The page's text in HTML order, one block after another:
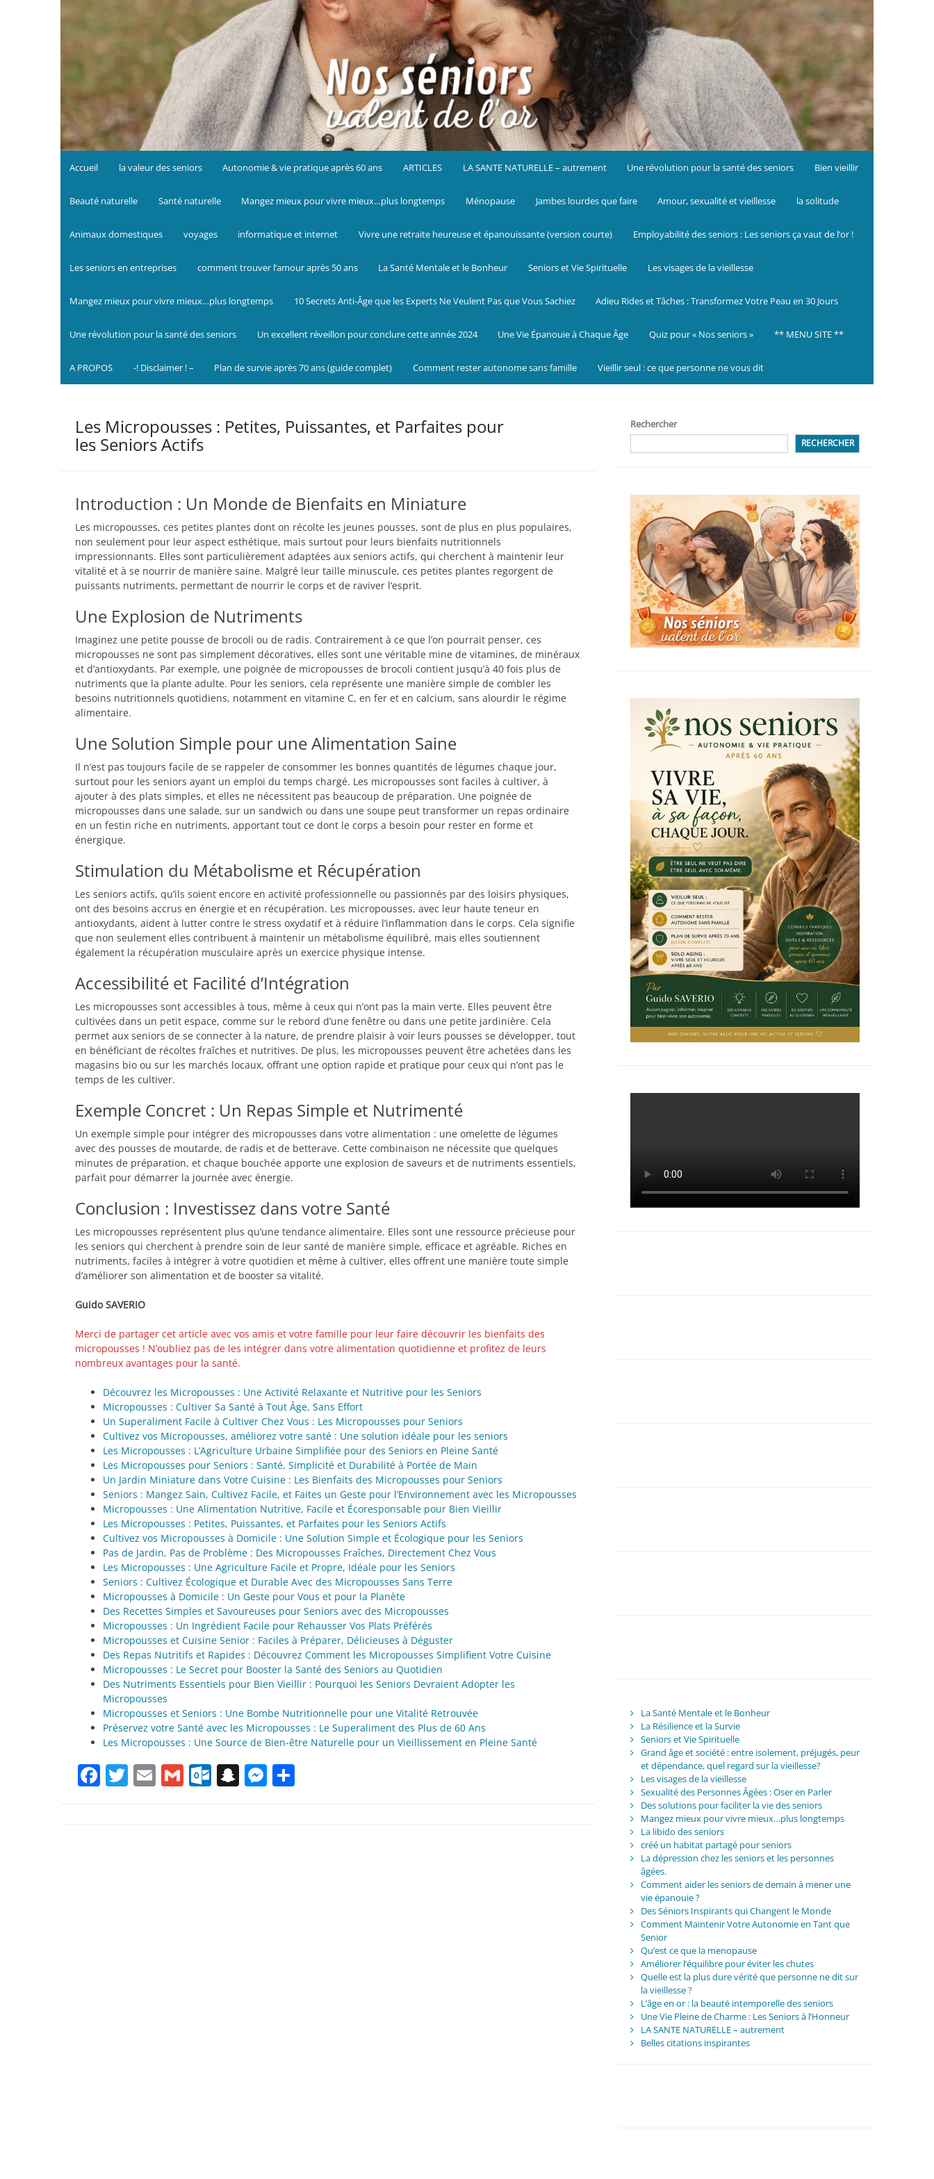
Accueil la valeur des seniors Autonomie & vie pratique après 60 ans ARTICLES LA SANTE NATURELLE – autrement Une révolution pour la santé des seniors Bien vieillir
Beauté naturelle Santé naturelle Mangez mieux pour vivre mieux…plus longtemps Ménopause Jambes lourdes que faire Amour, sexualité et vieillesse la solitude
Animaux domestiques voyages informatique et internet Vivre une retraite heureuse et épanouissante (version courte) Employabilité des seniors : Les seniors ça vaut de l’or !
Les seniors en entreprises comment trouver l’amour après 50 ans La Santé Mentale et le Bonheur Seniors et Vie Spirituelle Les visages de la vieillesse
Mangez mieux pour vivre mieux…plus longtemps 10 Secrets Anti-Âge que les Experts Ne Veulent Pas que Vous Sachiez Adieu Rides et Tâches : Transformez Votre Peau en 30 Jours
Une révolution pour la santé des seniors Un excellent réveillon pour conclure cette année 2024 Une Vie Épanouie à Chaque Âge Quiz pour « Nos seniors » ** MENU SITE **
A PROPOS -! Disclaimer ! – Plan de survie après 70 ans (guide complet) Comment rester autonome sans famille Vieillir seul : ce que personne ne vous dit
Les Micropousses : Petites, Puissantes, et Parfaites pour
les Seniors Actifs
Introduction : Un Monde de Bienfaits en Miniature
Les micropousses, ces petites plantes dont on récolte les jeunes pousses, sont de plus en plus populaires,
non seulement pour leur aspect esthétique, mais surtout pour leurs bienfaits nutritionnels
impressionnants. Elles sont particulièrement adaptées aux seniors actifs, qui cherchent à maintenir leur
vitalité et à se nourrir de manière saine. Malgré leur taille minuscule, ces petites plantes regorgent de
puissants nutriments, permettant de nourrir le corps et de raviver l’esprit.
Une Explosion de Nutriments
Imaginez une petite pousse de brocoli ou de radis. Contrairement à ce que l’on pourrait penser, ces
micropousses ne sont pas simplement décoratives, elles sont une véritable mine de vitamines, de minéraux
et d’antioxydants. Par exemple, une poignée de micropousses de brocoli contient jusqu’à 40 fois plus de
nutriments que la plante adulte. Pour les seniors, cela représente une manière simple de combler les
besoins nutritionnels quotidiens, notamment en vitamine C, en fer et en calcium, sans alourdir le régime
alimentaire.
Une Solution Simple pour une Alimentation Saine
Il n’est pas toujours facile de se rappeler de consommer les bonnes quantités de légumes chaque jour,
surtout pour les seniors ayant un emploi du temps chargé. Les micropousses sont faciles à cultiver, à
ajouter à des plats simples, et elles ne nécessitent pas beaucoup de préparation. Une poignée de
micropousses dans une salade, sur un sandwich ou dans une soupe peut transformer un repas ordinaire
en un festin riche en nutriments, apportant tout ce dont le corps a besoin pour rester en forme et
énergique.
Stimulation du Métabolisme et Récupération
Les seniors actifs, qu’ils soient encore en activité professionnelle ou passionnés par des loisirs physiques,
ont des besoins accrus en énergie et en récupération. Les micropousses, avec leur haute teneur en
antioxydants, aident à lutter contre le stress oxydatif et à réduire l’inflammation dans le corps. Cela signifie
que non seulement elles contribuent à maintenir un métabolisme équilibré, mais elles soutiennent
également la récupération musculaire après un exercice physique intense.
Accessibilité et Facilité d’Intégration
Les micropousses sont accessibles à tous, même à ceux qui n’ont pas la main verte. Elles peuvent être
cultivées dans un petit espace, comme sur le rebord d’une fenêtre ou dans une petite jardinière. Cela
permet aux seniors de se connecter à la nature, de prendre plaisir à voir leurs pousses se développer, tout
en bénéficiant de récoltes fraîches et nutritives. De plus, les micropousses peuvent être achetées dans les
magasins bio ou sur les marchés locaux, offrant une option rapide et pratique pour ceux qui n’ont pas le
temps de les cultiver.
Exemple Concret : Un Repas Simple et Nutrimenté
Un exemple simple pour intégrer des micropousses dans votre alimentation : une omelette de légumes
avec des pousses de moutarde, de radis et de betterave. Cette combinaison ne nécessite que quelques
minutes de préparation, et chaque bouchée apporte une explosion de saveurs et de nutriments essentiels,
parfait pour démarrer la journée avec énergie.
Conclusion : Investissez dans votre Santé
Les micropousses représentent plus qu’une tendance alimentaire. Elles sont une ressource précieuse pour
les seniors qui cherchent à prendre soin de leur santé de manière simple, efficace et agréable. Riches en
nutriments, faciles à intégrer à votre quotidien et même à cultiver, elles offrent une manière toute simple
d’améliorer son alimentation et de booster sa vitalité.
Guido SAVERIO
Merci de partager cet article avec vos amis et votre famille pour leur faire découvrir les bienfaits des
micropousses ! N’oubliez pas de les intégrer dans votre alimentation quotidienne et profitez de leurs
nombreux avantages pour la santé.
Découvrez les Micropousses : Une Activité Relaxante et Nutritive pour les Seniors
Micropousses : Cultiver Sa Santé à Tout Âge, Sans Effort
Un Superaliment Facile à Cultiver Chez Vous : Les Micropousses pour Seniors
Cultivez vos Micropousses, améliorez votre santé : Une solution idéale pour les seniors
Les Micropousses : L’Agriculture Urbaine Simplifiée pour des Seniors en Pleine Santé
Les Micropousses pour Seniors : Santé, Simplicité et Durabilité à Portée de Main
Un Jardin Miniature dans Votre Cuisine : Les Bienfaits des Micropousses pour Seniors
Seniors : Mangez Sain, Cultivez Facile, et Faites un Geste pour l’Environnement avec les Micropousses
Micropousses : Une Alimentation Nutritive, Facile et Écoresponsable pour Bien Vieillir
Les Micropousses : Petites, Puissantes, et Parfaites pour les Seniors Actifs
Cultivez vos Micropousses à Domicile : Une Solution Simple et Écologique pour les Seniors
Pas de Jardin, Pas de Problème : Des Micropousses Fraîches, Directement Chez Vous
Les Micropousses : Une Agriculture Facile et Propre, Idéale pour les Seniors
Seniors : Cultivez Écologique et Durable Avec des Micropousses Sans Terre
Micropousses à Domicile : Un Geste pour Vous et pour la Planète
Des Recettes Simples et Savoureuses pour Seniors avec des Micropousses
Micropousses : Un Ingrédient Facile pour Rehausser Vos Plats Préférés
Micropousses et Cuisine Senior : Faciles à Préparer, Délicieuses à Déguster
Des Repas Nutritifs et Rapides : Découvrez Comment les Micropousses Simplifient Votre Cuisine
Micropousses : Le Secret pour Booster la Santé des Seniors au Quotidien
Des Nutriments Essentiels pour Bien Vieillir : Pourquoi les Seniors Devraient Adopter les
Micropousses
Micropousses et Seniors : Une Bombe Nutritionnelle pour une Vitalité Retrouvée
Préservez votre Santé avec les Micropousses : Le Superaliment des Plus de 60 Ans
Les Micropousses : Une Source de Bien-être Naturelle pour un Vieillissement en Pleine Santé
Facebook
Twitter
EmailGmailOutlook.com
Snapchat
Messenger
Rechercher
RECHERCHER
La Santé Mentale et le Bonheur
La Résilience et la Survie
Seniors et Vie Spirituelle
Grand âge et société : entre isolement, préjugés, peur
et dépendance, quel regard sur la vieillesse?
Les visages de la vieillesse
Sexualité des Personnes Âgées : Oser en Parler
Des solutions pour faciliter la vie des seniors
Mangez mieux pour vivre mieux…plus longtemps
La libido des seniors
créé un habitat partagé pour seniors
La dépression chez les seniors et les personnes
âgées.
Comment aider les seniors de demain à mener une
vie épanouie ?
Des Séniors Inspirants qui Changent le Monde
Comment Maintenir Votre Autonomie en Tant que
Senior
Qu’est ce que la menopause
Améliorer l’équilibre pour éviter les chutes
Quelle est la plus dure vérité que personne ne dit sur
la vieillesse ?
L’âge en or : la beauté intemporelle des seniors
Une Vie Pleine de Charme : Les Seniors à l’Honneur
LA SANTE NATURELLE – autrement
Belles citations inspirantes